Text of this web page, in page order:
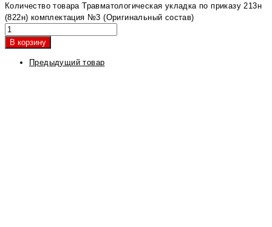
Количество товара Травматологическая укладка по приказу 213н
(822н) комплектация №3 (Оригинальный состав)
В корзину
Предыдущий товар